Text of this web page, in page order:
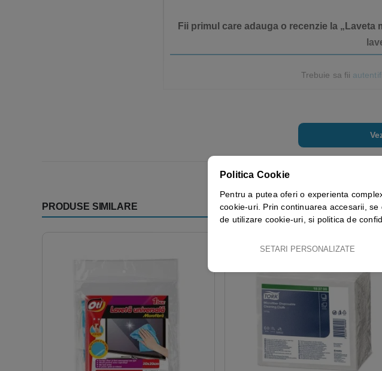
Fii primul care adauga o recenzie la
Trebuie sa fii
PRODUSE SIMILARE
Politica Cookie
Pentru a putea oferi o experienta
cookie-uri. Prin continuarea accesarii,
de utilizare cookie-uri, si politica de
SETARI PERSONALIZATE